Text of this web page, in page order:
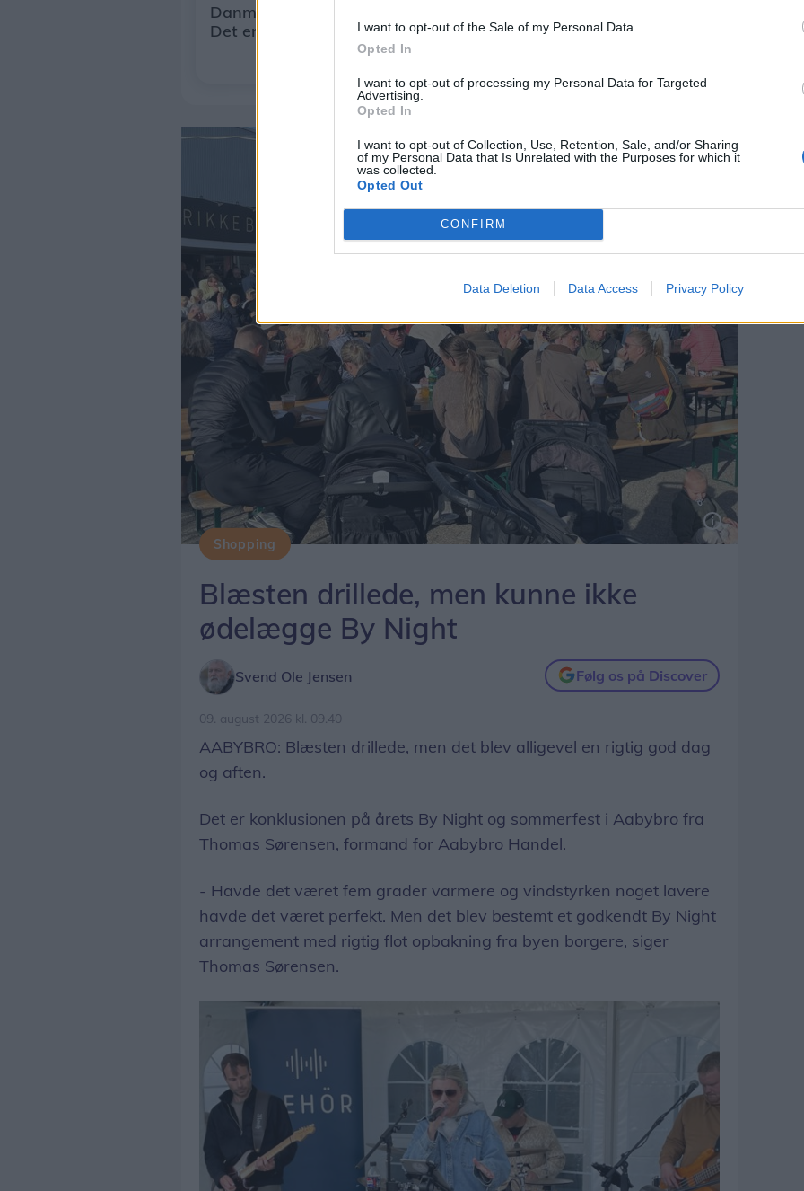
I want to opt-out of the Sale of my Personal Data.
Opted In
I want to opt-out of processing my Personal Data for Targeted
Advertising.
Opted In
I want to opt-out of Collection, Use, Retention, Sale, and/or Sharing
of my Personal Data that Is Unrelated with the Purposes for which it
was collected.
Opted Out
CONFIRM
Data Deletion Data Access Privacy Policy
Danmarks hyggeligste truckershow: -
Det er bare vokset og vokset
solformørkelse
Shopping
Blæsten drillede, men kunne ikke
ødelægge By Night
Svend Ole Jensen Følg os på Discover
09. august 2026 kl. 09.40
AABYBRO: Blæsten drillede, men det blev alligevel en rigtig god dag
og aften.
Det er konklusionen på årets By Night og sommerfest i Aabybro fra
Thomas Sørensen, formand for Aabybro Handel.
- Havde det været fem grader varmere og vindstyrken noget lavere
havde det været perfekt. Men det blev bestemt et godkendt By Night
arrangement med rigtig flot opbakning fra byen borgere, siger
Thomas Sørensen.